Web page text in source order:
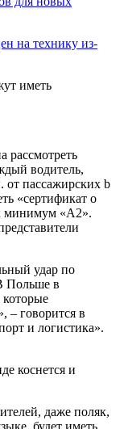
на технику из-
рассмотреть
водитель,
пассажирских b
«сертификат о
минимум «А2».
удар по
Польше в
которые
– говорится в
и логистика».
коснется и
даже поляк,
будет иметь